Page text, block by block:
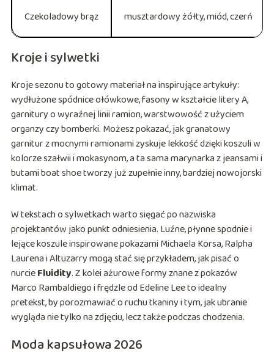
Czekoladowy brąz musztardowy żółty, miód, czerń
Kroje i sylwetki
Kroje sezonu to gotowy materiał na inspirujące artykuły:
wydłużone spódnice ołówkowe, fasony w kształcie litery A,
garnitury o wyraźnej linii ramion, warstwowość z użyciem
organzy czy bomberki. Możesz pokazać, jak granatowy
garnitur z mocnymi ramionami zyskuje lekkość dzięki koszuli w
kolorze szałwii i mokasynom, a ta sama marynarka z jeansami i
butami boat shoe tworzy już zupełnie inny, bardziej nowojorski
klimat.
W tekstach o sylwetkach warto sięgać po nazwiska
projektantów jako punkt odniesienia. Luźne, płynne spodnie i
lejące koszule inspirowane pokazami Michaela Korsa, Ralpha
Laurena i Altuzarry mogą stać się przykładem, jak pisać o
nurcieFluidity. Z kolei ażurowe formy znane z pokazów
Marco Rambaldiego i frędzle od Edeline Lee to idealny
pretekst, by porozmawiać o ruchu tkaniny i tym, jak ubranie
wygląda nie tylko na zdjęciu, lecz także podczas chodzenia.
Moda kapsułowa 2026